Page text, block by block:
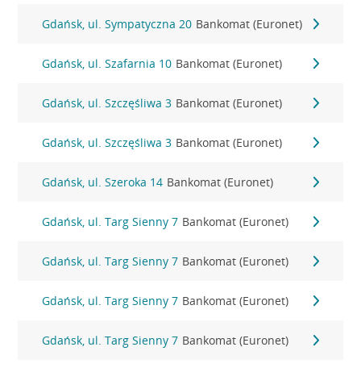
Gdańsk, ul. Sympatyczna 20 Bankomat (Euronet)
Gdańsk, ul. Szafarnia 10 Bankomat (Euronet)
Gdańsk, ul. Szczęśliwa 3 Bankomat (Euronet)
Gdańsk, ul. Szczęśliwa 3 Bankomat (Euronet)
Gdańsk, ul. Szeroka 14 Bankomat (Euronet)
Gdańsk, ul. Targ Sienny 7 Bankomat (Euronet)
Gdańsk, ul. Targ Sienny 7 Bankomat (Euronet)
Gdańsk, ul. Targ Sienny 7 Bankomat (Euronet)
Gdańsk, ul. Targ Sienny 7 Bankomat (Euronet)